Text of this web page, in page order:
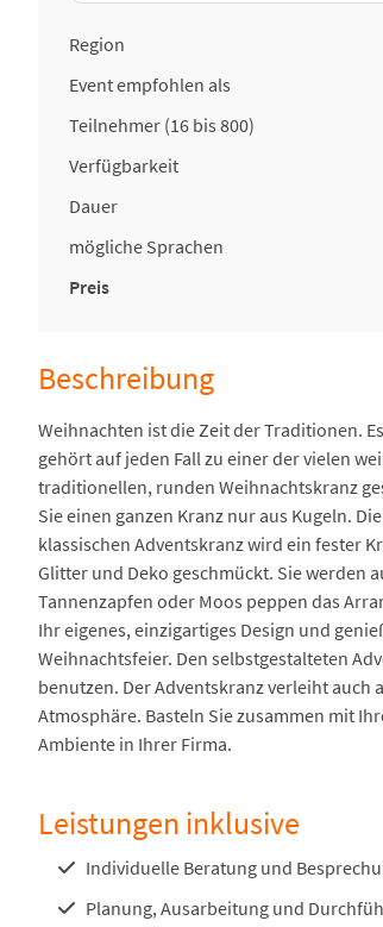
Region
Event empfohlen als
Teilnehmer (16 bis 800)
Verfügbarkeit
Dauer
mögliche Sprachen
Preis
Beschreibung
Weihnachten ist die Zeit der Traditionen.
gehört auf jeden Fall zu einer der vielen
traditionellen, runden Weihnachtskranz
Sie einen ganzen Kranz nur aus Kugeln.
klassischen Adventskranz wird ein fester
Glitter und Deko geschmückt. Sie werden
Tannenzapfen oder Moos peppen das
Ihr eigenes, einzigartiges Design und
Weihnachtsfeier. Den selbstgestalteten
benutzen. Der Adventskranz verleiht auch
Atmosphäre. Basteln Sie zusammen mit
Ambiente in Ihrer Firma.
Leistungen inklusive
Individuelle Beratung und
Planung, Ausarbeitung und